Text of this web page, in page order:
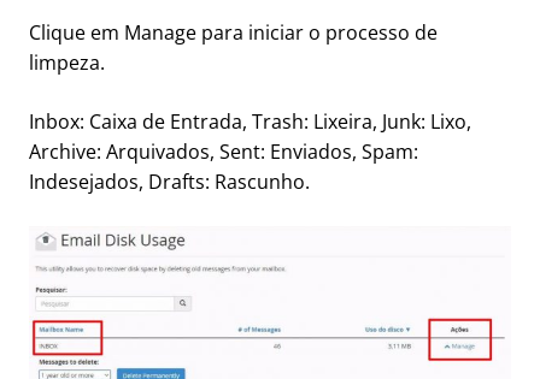
Clique em Manage para iniciar o processo de
limpeza.
Inbox: Caixa de Entrada, Trash: Lixeira, Junk: Lixo,
Archive: Arquivados, Sent: Enviados, Spam:
Indesejados, Drafts: Rascunho.